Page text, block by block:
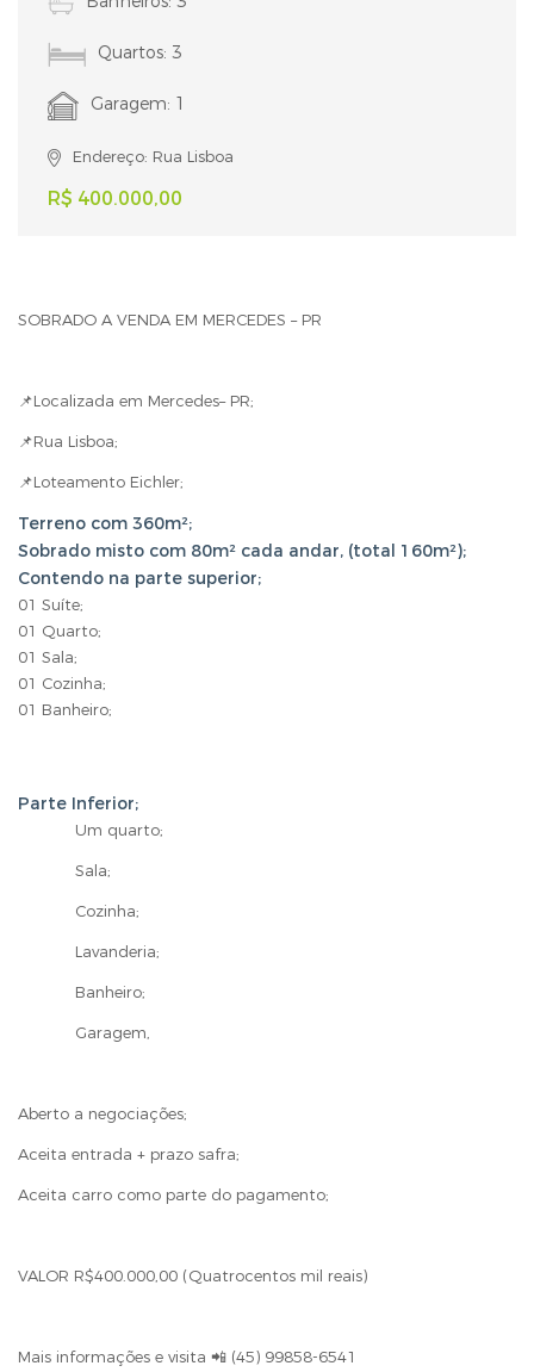
Quartos: 3
Garagem: 1
Endereço: Rua Lisboa
R$ 400.000,00
SOBRADO A VENDA EM MERCEDES – PR
📌Localizada em Mercedes– PR;
📌Rua Lisboa;
📌Loteamento Eichler;
Terreno com 360m²;
Sobrado misto com 80m² cada andar, (total 160m²);
Contendo na parte superior;
01 Suíte;
01 Quarto;
01 Sala;
01 Cozinha;
01 Banheiro;
Parte Inferior;
Um quarto;
Sala;
Cozinha;
Lavanderia;
Banheiro;
Garagem,
Aberto a negociações;
Aceita entrada + prazo safra;
Aceita carro como parte do pagamento;
VALOR R$400.000,00 (Quatrocentos mil reais)
Mais informações e visita 📲 (45) 99858-6541